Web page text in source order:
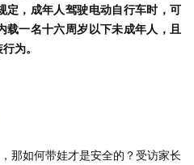
定，成年人驾驶电动自行车时，可
载一名十六周岁以下未成年人，且
为。
那如何带娃才是安全的？受访家长